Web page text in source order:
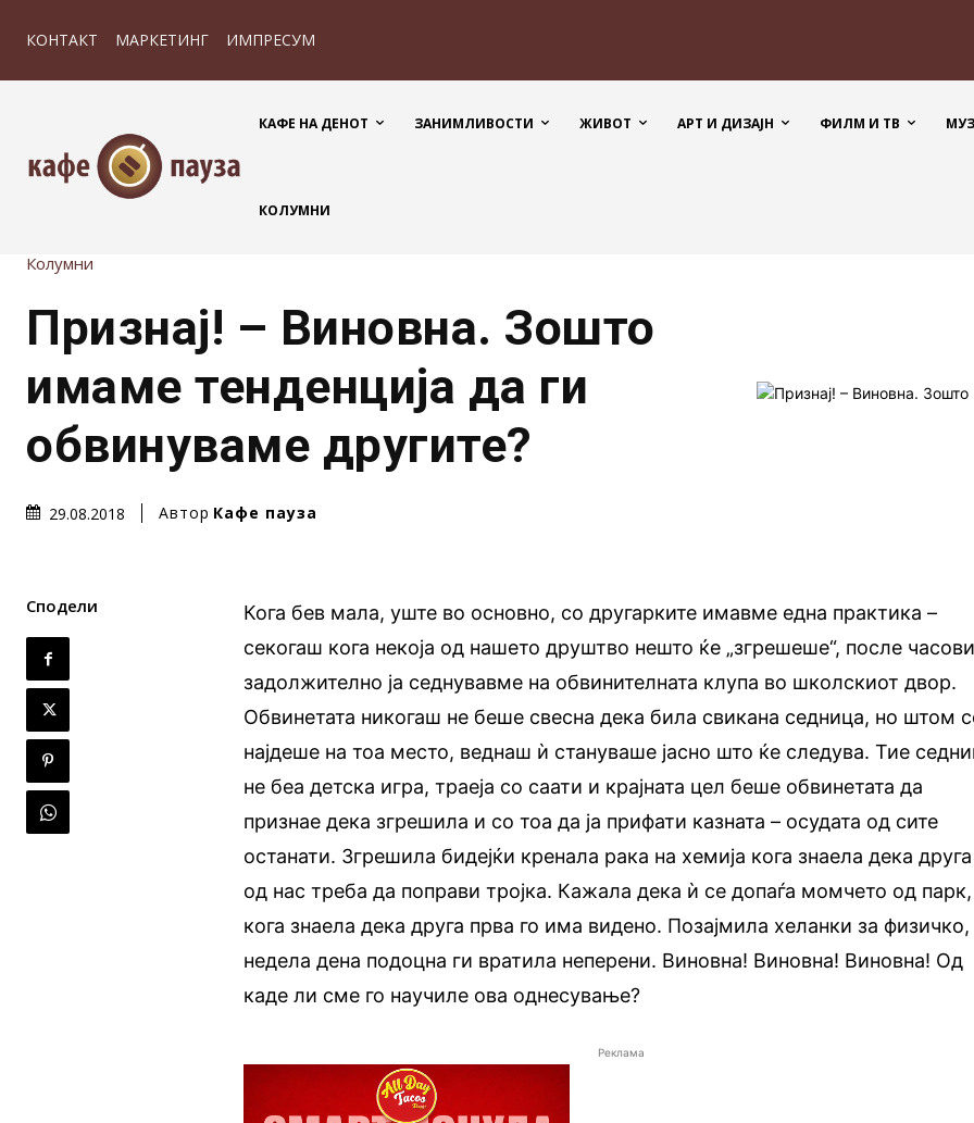
КОНТАКТ МАРКЕТИНГ ИМПРЕСУМ
КАФЕ НА ДЕНОТ ЗАНИМЛИВОСТИ ЖИВОТ АРТ И ДИЗАЈН ФИЛМ И ТВ
КОЛУМНИ
Колумни
Признај! – Виновна. Зошто
имаме тенденција да ги
обвинуваме другите?
29.08.2018 Автор Кафе пауза
Сподели
Кога бев мала, уште во основно, со другарките имавме една практика –
секогаш кога некоја од нашето друштво нешто ќе „згрешеше“, после
задолжително ја седнувавме на обвинителната клупа во школскиот двор.
Обвинетата никогаш не беше свесна дека била свикана седница, но штом
најдеше на тоа место, веднаш ѝ стануваше јасно што ќе следува. Тие
не беа детска игра, траеја со саати и крајната цел беше обвинетата да
признае дека згрешила и со тоа да ја прифати казната – осудата од сите
останати. Згрешила бидејќи кренала рака на хемија кога знаела дека друга
од нас треба да поправи тројка. Кажала дека ѝ се допаѓа момчето од парк,
кога знаела дека друга прва го има видено. Позајмила хеланки за физичко,
недела дена подоцна ги вратила неперени. Виновна! Виновна! Виновна! Од
каде ли сме го научиле ова однесување?
Реклама